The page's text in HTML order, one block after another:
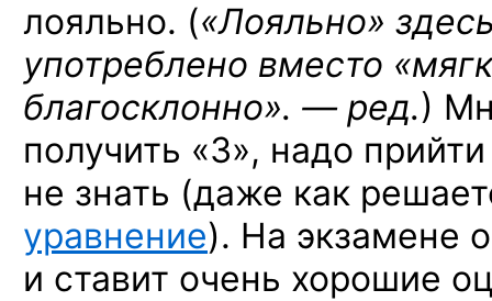
лояльно. («Лояльно»
употреблено вместо
благосклонно». — ред.)
получить «3», надо
не знать (даже как
уравнение). На экзамене
и ставит очень хорошие